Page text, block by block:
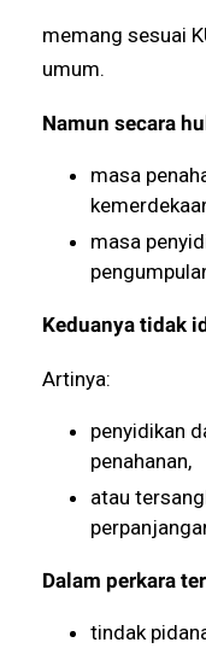
memang sesuai
umum.
Namun secara
masa
masa
Keduanya tidak
Artinya:
penyidikan
penahanan,
atau
Dalam perkara
tindak